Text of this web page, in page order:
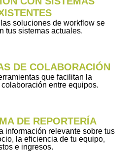
soluciones de workflow se
tus sistemas actuales.
DE COLABORACIÓN
que facilitan la
entre equipos.
DE REPORTERÍA
información relevante sobre tus
la eficiencia de tu equipo,
e ingresos.